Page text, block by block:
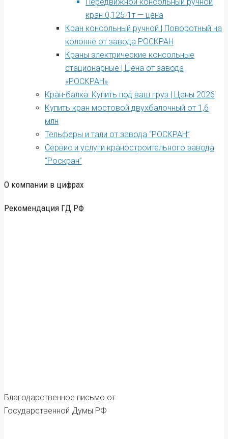
кран 0,125-1т — цена
Кран консольный ручной | Поворотный на
колонне от завода РОСКРАН
Краны электрические консольные
стационарные | Цена от завода
«РОСКРАН»
Кран-балка: Купить под ваш груз | Цены 2026
Купить кран мостовой двухбалочный от 1,6
млн
Тельферы и тали от завода “РОСКРАН”
Сервис и услуги краностроительного завода
“Роскран”
О компании в цифрах
Рекомендация ГД РФ
Благодарственное письмо от
Государственной Думы РФ